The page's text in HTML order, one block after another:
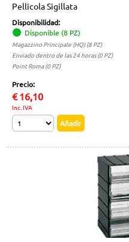
Pellicola Sigillata
Disponibilidad:
Disponible (8 PZ)
Magazzino Principale (HQ) (8 PZ)
Enviado dentro de las 24 horas (0 PZ)
Point Roma (0 PZ)
Precio:
€ 16,10
Inc. IVA